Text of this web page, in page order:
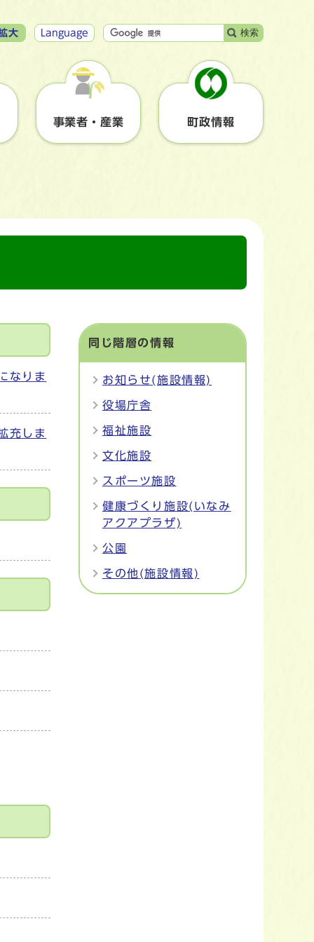
大 Language 検索
事業者・産業 町政情報
なりま
充しま
同じ階層の情報
お知らせ(施設情報)
役場庁舎
福祉施設
文化施設
スポーツ施設
健康づくり施設(いなみ
アクアプラザ)
公園
その他(施設情報)